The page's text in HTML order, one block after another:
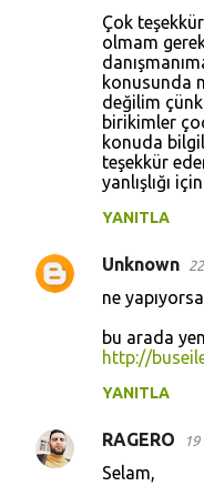
Çok
olmam
konusunda
değilim
birikimler
konuda
teşekkür
yanlışlığı
YANITLA
Unknown
ne
bu arada
http://
YANITLA
RAGERO
Selam,